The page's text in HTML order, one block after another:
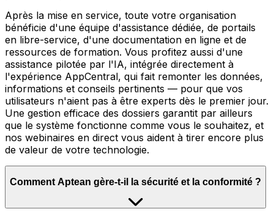
Après la mise en service, toute votre organisation
bénéficie d'une équipe d'assistance dédiée, de portails
en libre-service, d'une documentation en ligne et de
ressources de formation. Vous profitez aussi d'une
assistance pilotée par l'IA, intégrée directement à
l'expérience AppCentral, qui fait remonter les données,
informations et conseils pertinents — pour que vos
utilisateurs n'aient pas à être experts dès le premier jour.
Une gestion efficace des dossiers garantit par ailleurs
que le système fonctionne comme vous le souhaitez, et
nos webinaires en direct vous aident à tirer encore plus
de valeur de votre technologie.
Comment Aptean gère-t-il la sécurité et la conformité ?